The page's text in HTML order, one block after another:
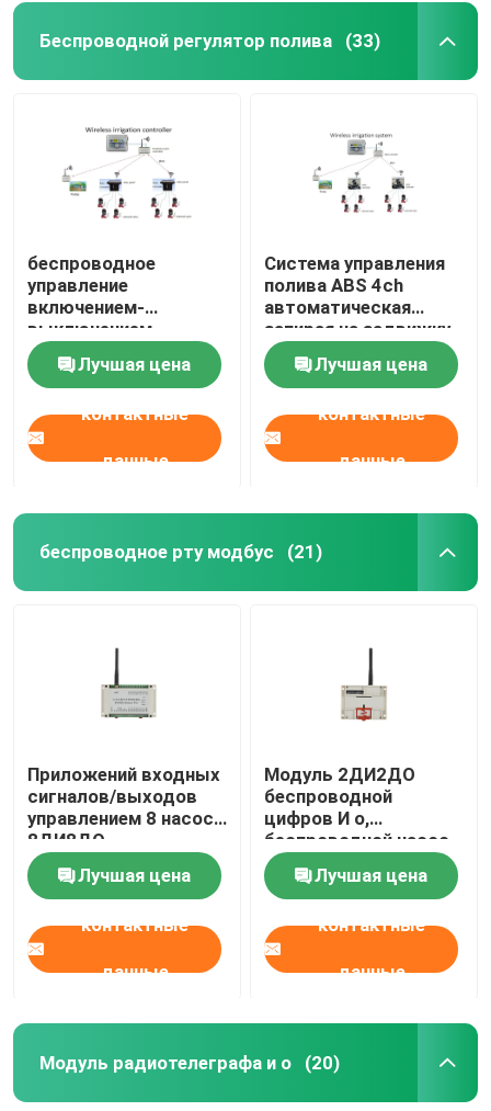
Беспроводной регулятор полива (33)
беспроводное
управление
включением-
выключением
клапана соленоида
оросительной
системы 433МХз
Лучшая цена
контактные
данные
Система управления
полива ABS 4ch
автоматическая
запирая на задвижку
регулятор клапана
Лучшая цена
контактные
данные
беспроводное рту модбус (21)
Приложений входных
сигналов/выходов
управлением 8 насоса
8ДИ8ДО
беспроводное
Модбус РТУ
беспроводное белых
пластиковых
Лучшая цена
контактные
данные
Модуль 2ДИ2ДО
беспроводной
цифров И о,
беспроводной насос
НА С контроле 2км
Лучшая цена
контактные
данные
Модуль радиотелеграфа и о (20)